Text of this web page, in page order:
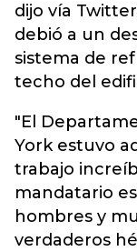
dijo vía
debió a un
sistema de
techo del
"El
York estuvo
trabajo
mandatario
hombres y
verdaderos